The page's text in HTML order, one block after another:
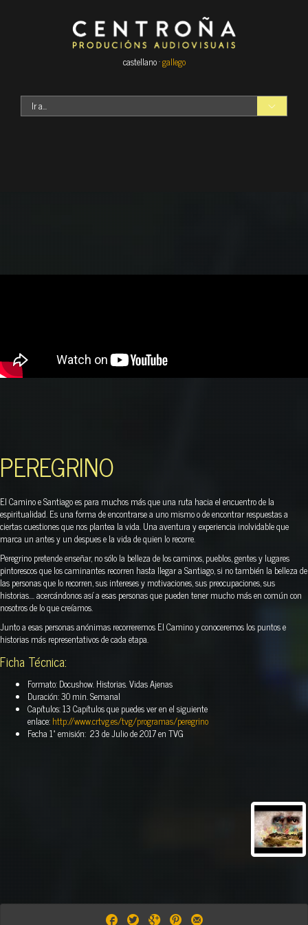
castellano ·gallego
Ir a...
PEREGRINO
El Camino e Santiago es para muchos más que una ruta hacia el encuentro de la
espiritualidad. Es una forma de encontrarse a uno mismo o de encontrar respuestas a
ciertas cuestiones que nos plantea la vida. Una aventura y experiencia inolvidable que
marca un antes y un despues e la vida de quien lo recorre.
Peregrino pretende enseñar, no sólo la belleza de los caminos, pueblos, gentes y lugares
pintorescos que los caminantes recorren hasta llegar a Santiago, si no también la belleza de
las personas que lo recorren, sus intereses y motivaciones, sus preocupaciones, sus
historias…. acercándonos así a esas personas que pueden tener mucho más en común con
nosotros de lo que creíamos.
Junto a esas personas anónimas recorreremos El Camino y conoceremos los puntos e
historias más representativos de cada etapa.
Ficha Técnica:
Formato: Docushow. Historias. Vidas Ajenas
Duración: 30 min. Semanal
Capítulos: 13 Capítulos que puedes ver en el siguiente
enlace:http://www.crtvg.es/tvg/programas/peregrino
Fecha 1ª emisión: 23 de Julio de 2017 en TVG